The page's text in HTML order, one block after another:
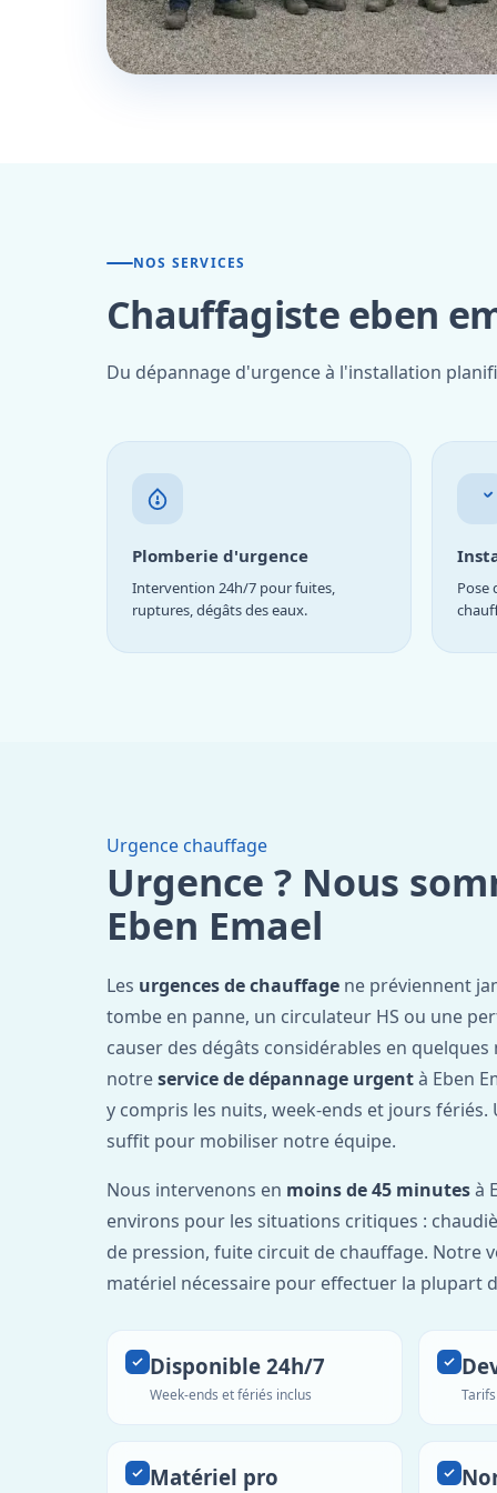
NOS SERVICES
Chauffagiste eben
Du dépannage d'urgence à l'installation
Plomberie d'urgence
Intervention 24h/7 pour fuites,
ruptures, dégâts des eaux.
Pose
Urgence chauffage
Urgence ? Nous
Eben Emael
Les urgences de chauffage ne préviennent
tombe en panne, un circulateur HS ou une
causer des dégâts considérables en
notreservice de dépannage urgentà Eben
y compris les nuits, week-ends et jours fériés.
suffit pour mobiliser notre équipe.
Nous intervenons en moins de 45 minutesà
environs pour les situations critiques :
de pression, fuite circuit de chauffage. Notre
matériel nécessaire pour effectuer la plupart
Disponible 24h/7
Week-ends et fériés inclus
Matériel pro